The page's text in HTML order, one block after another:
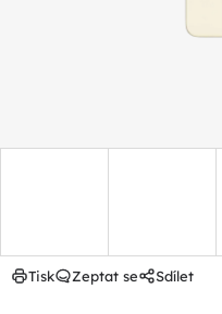
Tisk Zeptat se Sdílet